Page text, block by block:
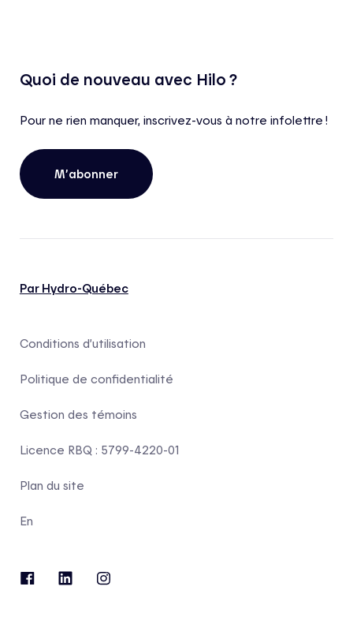
Quoi de nouveau avec Hilo ?
Pour ne rien manquer, inscrivez-vous à notre infolettre !
M’abonner
Par Hydro-Québec
Conditions d’utilisation
Politique de confidentialité
Gestion des témoins
Licence RBQ : 5799-4220-01
Plan du site
En